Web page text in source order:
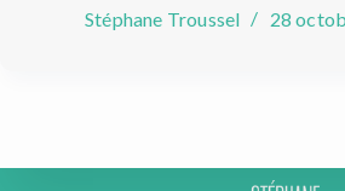
Stéphane Troussel
28